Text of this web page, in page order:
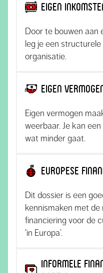
Eigen
Door te bouwen aan
leg je een
organisatie.
Eigen
Eigen vermogen
weerbaar. Je kan
wat minder gaat.
Europese
Dit dossier is een
kennismaken met de
financiering voor de
'in Europa’.
Informele